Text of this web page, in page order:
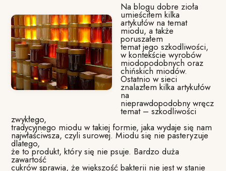
Na blogu dobre zioła
umieściłem kilka
artykułów na temat
miodu, a także
poruszałem
temat jego szkodliwości,
w kontekście wyrobów
miodopodobnych oraz
chińskich miodów.
Ostatnio w sieci
znalazłem kilka artykułów
na
nieprawdopodobny wręcz
temat – szkodliwości
zwykłego,
tradycyjnego miodu w takiej formie, jaka wydaje się nam
najwłaściwsza, czyli surowej. Miodu się nie pasteryzuje
dlatego,
że to produkt, który się nie psuje. Bardzo duża
zawartość
cukrów sprawia, że większość bakterii nie jest w stanie